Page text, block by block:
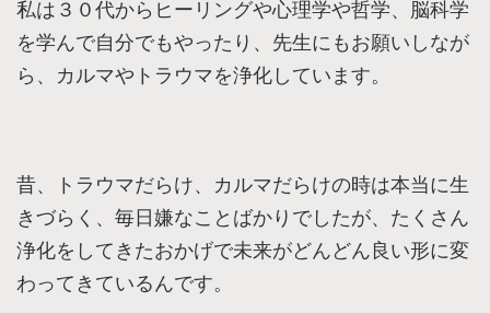
私は３０代からヒーリングや心理学や哲学、脳科学
を学んで自分でもやったり、先生にもお願いしなが
ら、カルマやトラウマを浄化しています。
昔、トラウマだらけ、カルマだらけの時は本当に生
きづらく、毎日嫌なことばかりでしたが、たくさん
浄化をしてきたおかげで未来がどんどん良い形に変
わってきているんです。